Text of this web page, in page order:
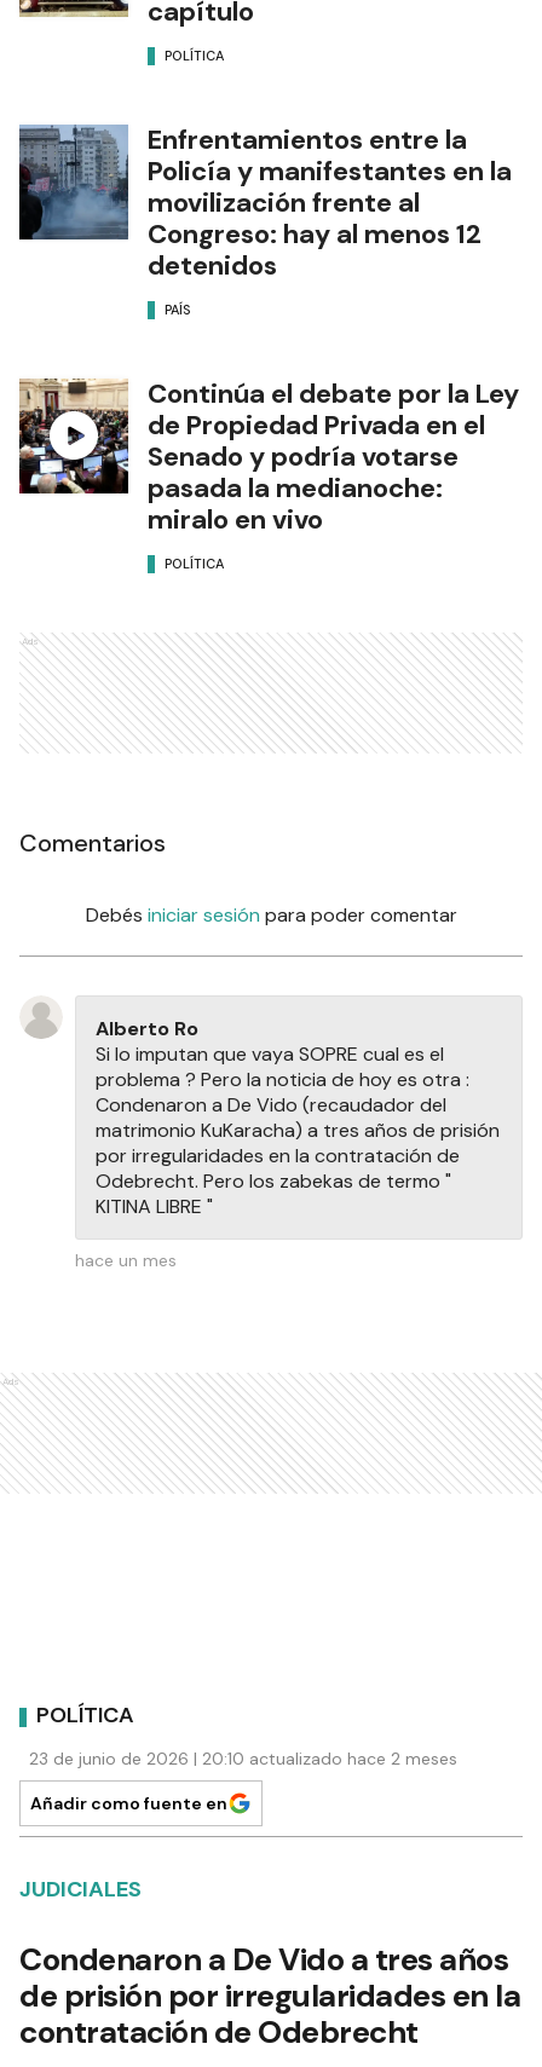
capítulo
POLÍTICA
Enfrentamientos entre la
Policía y manifestantes en la
movilización frente al
Congreso: hay al menos 12
detenidos
PAÍS
Continúa el debate por la Ley
de Propiedad Privada en el
Senado y podría votarse
pasada la medianoche:
miralo en vivo
POLÍTICA
Ads
Comentarios
Debés iniciar sesión para poder comentar
Alberto Ro
Si lo imputan que vaya SOPRE cual es el
problema ? Pero la noticia de hoy es otra :
Condenaron a De Vido (recaudador del
matrimonio KuKaracha) a tres años de prisión
por irregularidades en la contratación de
Odebrecht. Pero los zabekas de termo "
KITINA LIBRE "
hace un mes
Ads
POLÍTICA
23 de junio de 2026 | 20:10 actualizado hace 2 meses
Añadir como fuente en
JUDICIALES
Condenaron a De Vido a tres años
de prisión por irregularidades en la
contratación de Odebrecht